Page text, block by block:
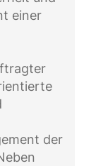
einer
der